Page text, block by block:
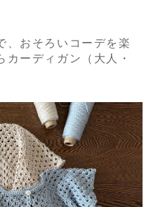
、おそろいコーデを楽
カーディガン（大人・